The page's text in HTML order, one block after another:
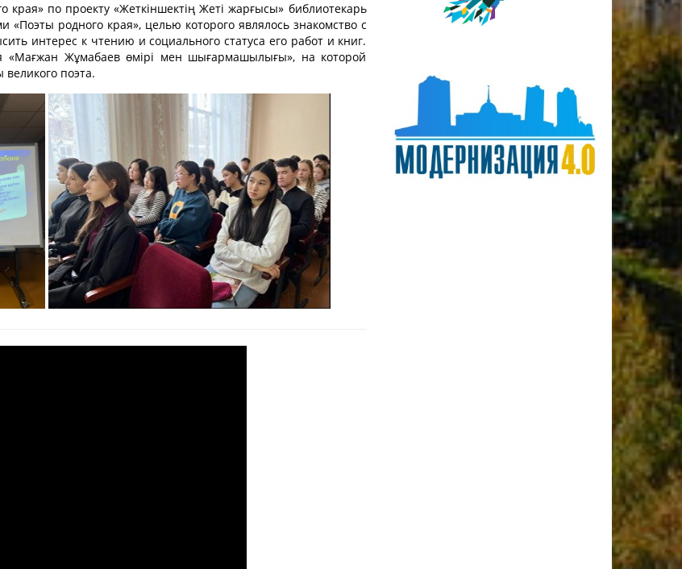
по проекту «Жеткіншектің Жеті жарғысы» библиотекарь
родного края», целью которого являлось знакомство с
интерес к чтению и социального статуса его работ и книг.
Жұмабаев өмірі мен шығармашылығы», на которой
поэта.